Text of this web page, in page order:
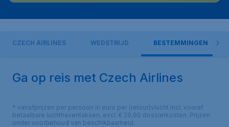
CZECH AIRLINES WEDSTRIJD BESTEMMINGEN
Ga op reis met Czech Airlines
* vanafprijzen per persoon in euro per (retour)vlucht incl. vooraf
betaalbare luchthaventaksen, excl. € 29,90 dossierkosten. Prijzen
onder voorbehoud van beschikbaarheid.